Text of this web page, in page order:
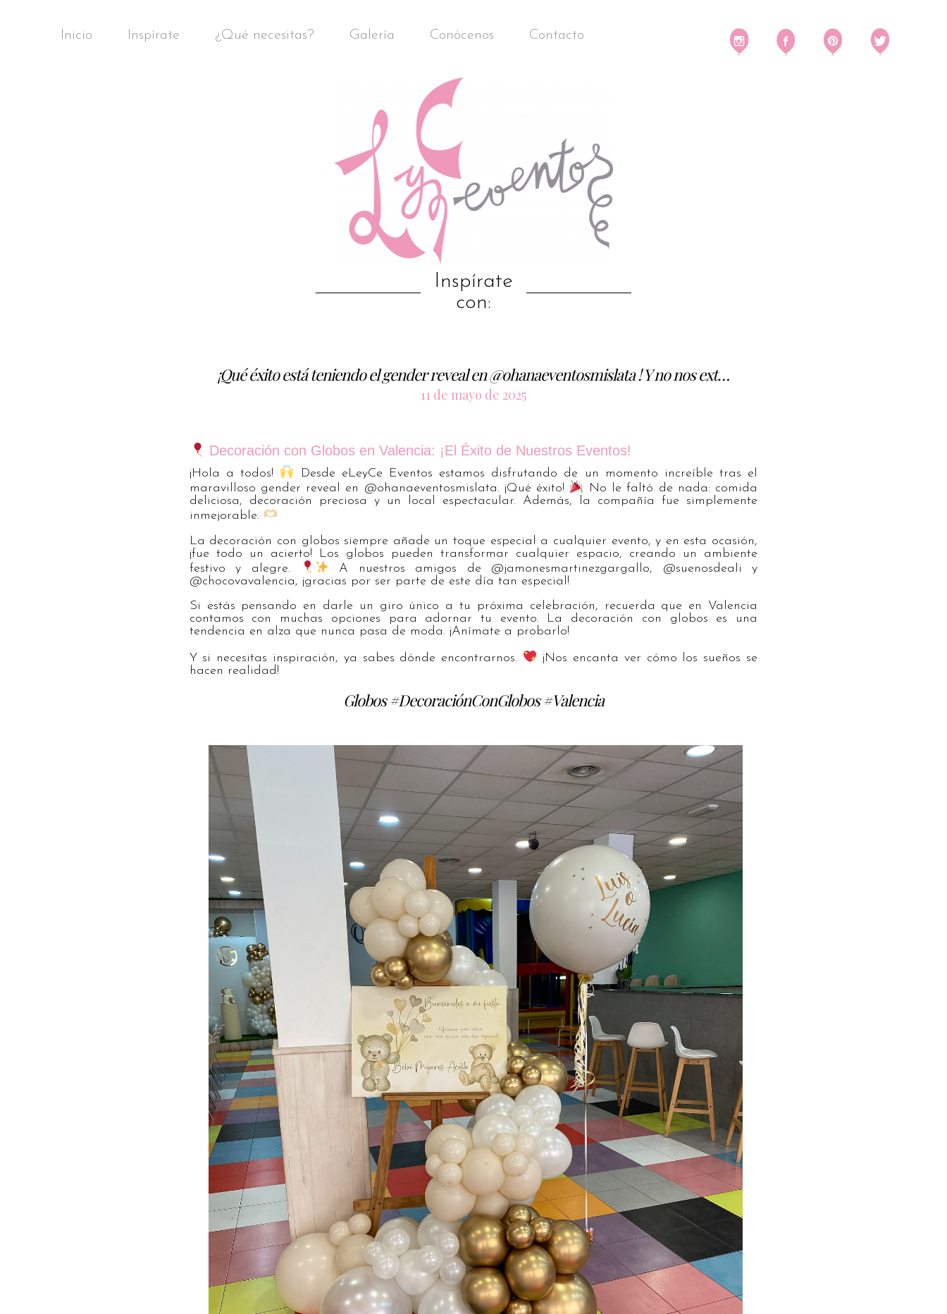
Inicio Inspírate ¿Qué necesitas? Galería Conócenos Contacto
Inspírate
con:
¡Qué éxito está teniendo el gender reveal en @ohanaeventosmislata ! Y no nos ext…
11 de mayo de 2025
Decoración con Globos en Valencia: ¡El Éxito de Nuestros Eventos!
¡Hola a todos!
Desde eLeyCe Eventos estamos disfrutando de un momento increíble tras el
maravilloso gender reveal en @ohanaeventosmislata. ¡Qué éxito!
No le faltó de nada: comida
deliciosa, decoración preciosa y un local espectacular. Además, la compañía fue simplemente
inmejorable.
La decoración con globos siempre añade un toque especial a cualquier evento, y en esta ocasión,
¡fue todo un acierto! Los globos pueden transformar cualquier espacio, creando un ambiente
festivo y alegre.
A nuestros amigos de @jamonesmartinezgargallo, @suenosdeali y
@chocovavalencia, ¡gracias por ser parte de este día tan especial!
Si estás pensando en darle un giro único a tu próxima celebración, recuerda que en Valencia
contamos con muchas opciones para adornar tu evento. La decoración con globos es una
tendencia en alza que nunca pasa de moda. ¡Anímate a probarlo!
Y si necesitas inspiración, ya sabes dónde encontrarnos.
¡Nos encanta ver cómo los sueños se
hacen realidad!
Globos #DecoraciónConGlobos #Valencia